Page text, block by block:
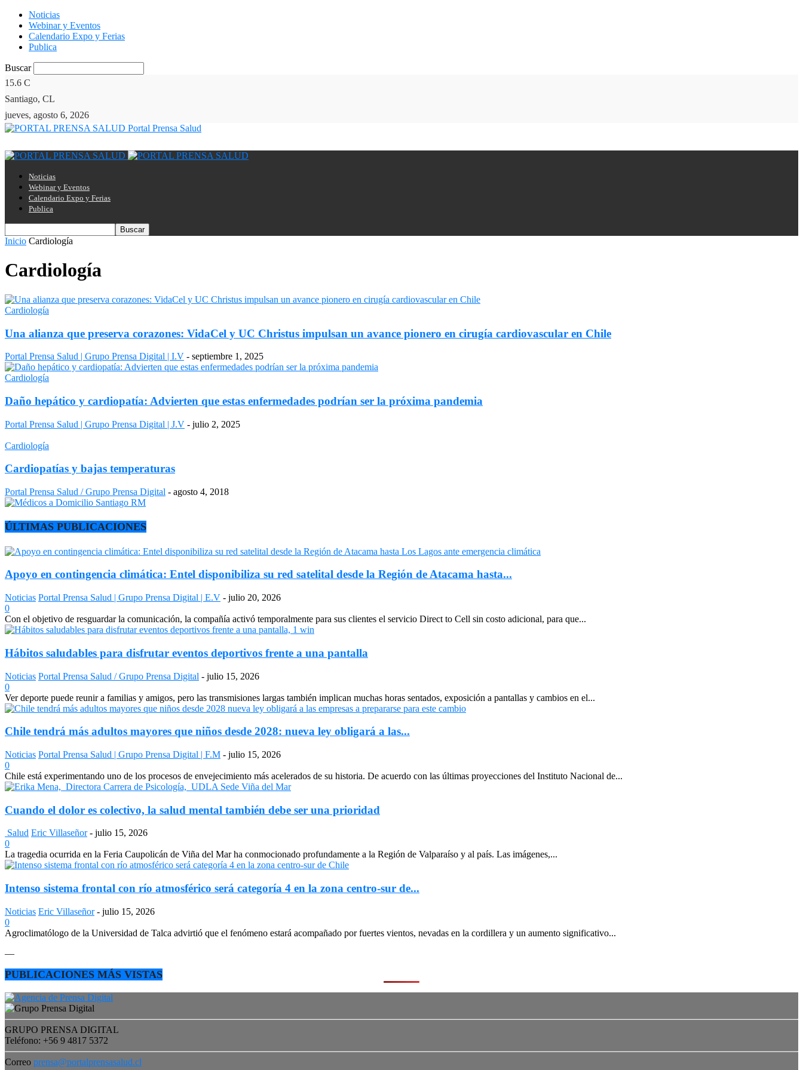
Noticias
Webinar y Eventos
Calendario Expo y Ferias
Publica
Buscar
15.6 C
Santiago, CL
jueves, agosto 6, 2026
Portal Prensa Salud
Noticias
Webinar y Eventos
Calendario Expo y Ferias
Publica
Inicio Cardiología
Cardiología
Cardiología
Una alianza que preserva corazones: VidaCel y UC Christus impulsan un avance pionero en cirugía cardiovascular en Chile
Portal Prensa Salud | Grupo Prensa Digital | I.V - septiembre 1, 2025
Cardiología
Daño hepático y cardiopatía: Advierten que estas enfermedades podrían ser la próxima pandemia
Portal Prensa Salud | Grupo Prensa Digital | J.V - julio 2, 2025
Cardiología
Cardiopatías y bajas temperaturas
Portal Prensa Salud / Grupo Prensa Digital - agosto 4, 2018
ÚLTIMAS PUBLICACIONES
Apoyo en contingencia climática: Entel disponibiliza su red satelital desde la Región de Atacama hasta...
Noticias Portal Prensa Salud | Grupo Prensa Digital | E.V - julio 20, 2026
0
Con el objetivo de resguardar la comunicación, la compañía activó temporalmente para sus clientes el servicio Direct to Cell sin costo adicional, para que...
Hábitos saludables para disfrutar eventos deportivos frente a una pantalla
Noticias Portal Prensa Salud / Grupo Prensa Digital - julio 15, 2026
0
Ver deporte puede reunir a familias y amigos, pero las transmisiones largas también implican muchas horas sentados, exposición a pantallas y cambios en el...
Chile tendrá más adultos mayores que niños desde 2028: nueva ley obligará a las...
Noticias Portal Prensa Salud | Grupo Prensa Digital | F.M - julio 15, 2026
0
Chile está experimentando uno de los procesos de envejecimiento más acelerados de su historia. De acuerdo con las últimas proyecciones del Instituto Nacional de...
Cuando el dolor es colectivo, la salud mental también debe ser una prioridad
Salud Eric Villaseñor - julio 15, 2026
0
La tragedia ocurrida en la Feria Caupolicán de Viña del Mar ha conmocionado profundamente a la Región de Valparaíso y al país. Las imágenes,...
Intenso sistema frontal con río atmosférico será categoría 4 en la zona centro-sur de...
Noticias Eric Villaseñor - julio 15, 2026
0
Agroclimatólogo de la Universidad de Talca advirtió que el fenómeno estará acompañado por fuertes vientos, nevadas en la cordillera y un aumento significativo...
—
PUBLICACIONES MÁS VISTAS
GRUPO PRENSA DIGITAL
Teléfono: +56 9 4817 5372
Correo prensa@portalprensasalud.cl